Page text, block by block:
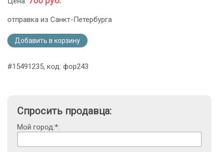
отправка из Санкт-Петербурга
Добавить в корзину
#15491235, код: фор243
Спросить продавца:
Мой город:*: